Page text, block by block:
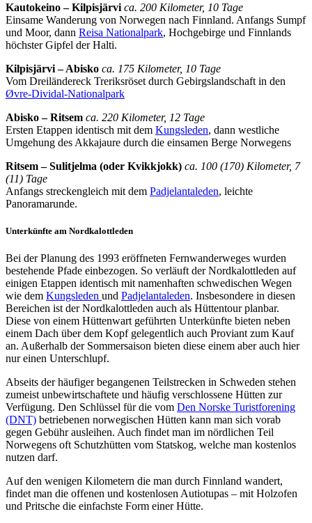
Kautokeino – Kilpisjärvi ca. 200 Kilometer, 10 Tage
Einsame Wanderung von Norwegen nach Finnland. Anfangs Sumpf
und Moor, dann Reisa Nationalpark, Hochgebirge und Finnlands
höchster Gipfel der Halti.
Kilpisjärvi – Abisko ca. 175 Kilometer, 10 Tage
Vom Dreiländereck Treriksröset durch Gebirgslandschaft in den
Øvre-Dividal-Nationalpark
Abisko – Ritsem ca. 220 Kilometer, 12 Tage
Ersten Etappen identisch mit dem Kungsleden, dann westliche
Umgehung des Akkajaure durch die einsamen Berge Norwegens
Ritsem – Sulitjelma (oder Kvikkjokk) ca. 100 (170) Kilometer, 7
(11) Tage
Anfangs streckengleich mit dem Padjelantaleden, leichte
Panoramarunde.
Unterkünfte am Nordkalottleden
Bei der Planung des 1993 eröffneten Fernwanderweges wurden
bestehende Pfade einbezogen. So verläuft der Nordkalottleden auf
einigen Etappen identisch mit namenhaften schwedischen Wegen
wie dem Kungsleden und Padjelantaleden. Insbesondere in diesen
Bereichen ist der Nordkalottleden auch als Hüttentour planbar.
Diese von einem Hüttenwart geführten Unterkünfte bieten neben
einem Dach über dem Kopf gelegentlich auch Proviant zum Kauf
an. Außerhalb der Sommersaison bieten diese einem aber auch hier
nur einen Unterschlupf.
Abseits der häufiger begangenen Teilstrecken in Schweden stehen
zumeist unbewirtschaftete und häufig verschlossene Hütten zur
Verfügung. Den Schlüssel für die vom Den Norske Turistforening
(DNT) betriebenen norwegischen Hütten kann man sich vorab
gegen Gebühr ausleihen. Auch findet man im nördlichen Teil
Norwegens oft Schutzhütten vom Statskog, welche man kostenlos
nutzen darf.
Auf den wenigen Kilometern die man durch Finnland wandert,
findet man die offenen und kostenlosen Autiotupas – mit Holzofen
und Pritsche die einfachste Form einer Hütte.